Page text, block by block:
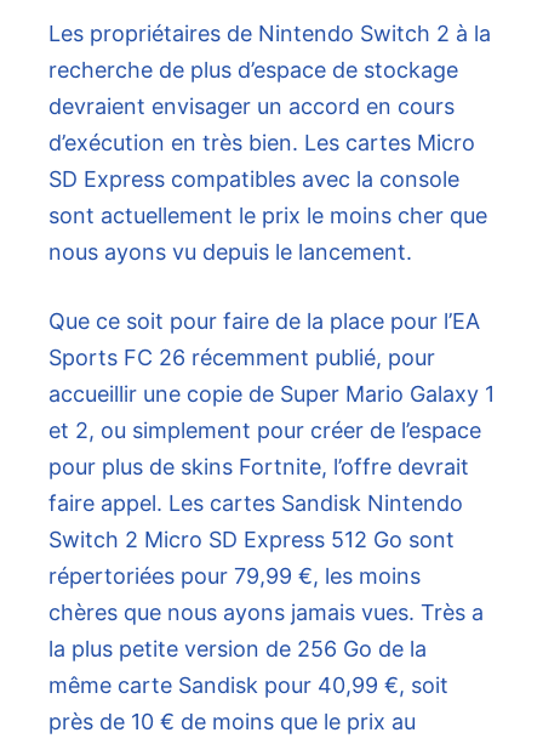
Les propriétaires de Nintendo Switch 2 à la
recherche de plus d’espace de stockage
devraient envisager un accord en cours
d’exécution en très bien. Les cartes Micro
SD Express compatibles avec la console
sont actuellement le prix le moins cher que
nous ayons vu depuis le lancement.
Que ce soit pour faire de la place pour l’EA
Sports FC 26 récemment publié, pour
accueillir une copie de Super Mario Galaxy 1
et 2, ou simplement pour créer de l’espace
pour plus de skins Fortnite, l’offre devrait
faire appel. Les cartes Sandisk Nintendo
Switch 2 Micro SD Express 512 Go sont
répertoriées pour 79,99 €, les moins
chères que nous ayons jamais vues. Très a
la plus petite version de 256 Go de la
même carte Sandisk pour 40,99 €, soit
près de 10 € de moins que le prix au